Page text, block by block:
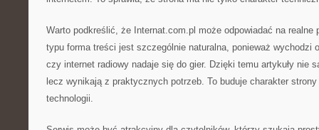
Warto podkreślić, że Internat.com.pl może odpowiadać na realne
typu forma treści jest szczególnie naturalna, ponieważ wychodzi
czy internet radiowy nadaje się do gier. Dzięki temu artykuły nie
lecz wynikają z praktycznych potrzeb. To buduje charakter
technologii.